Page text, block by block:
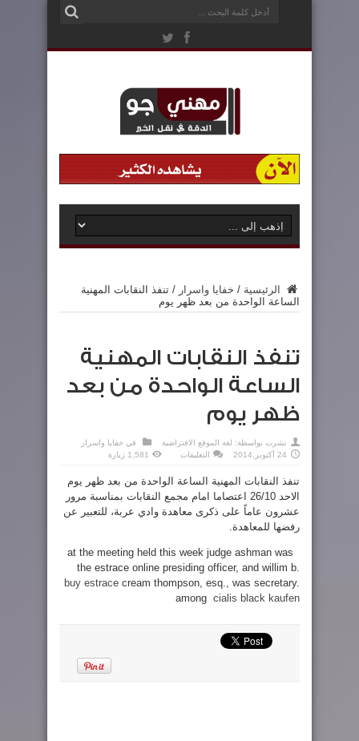
الرئيسية / خفايا واسرار / تنفذ النقابات المهنية
الساعة الواحدة من بعد ظهر يوم
تنفذ النقابات المهنية
الساعة الواحدة من بعد
ظهر يوم
نشرت بواسطة: لغة الموقع الافتراضية في خفايا واسرار
24 أكتوبر,2014
التعليقات
المهنية
الساعة
الواحدة
من
بعد
1,581 زيارة
تنفذ النقابات المهنية الساعة الواحدة من بعد ظهر يوم
الاحد 26/10 اعتصاما امام مجمع النقابات بمناسبة مرور
عشرون عاماً على ذكرى معاهدة وادي عربة، للتعبير عن
رفضها للمعاهدة.
at the meeting held this week judge ashman was
the estrace online presiding officer, and willim b.
buy estrace cream thompson, esq., was secretary.
among cialis black kaufen